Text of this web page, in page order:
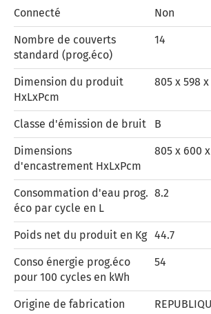
Connecté Non
Nombre de couverts
standard (prog.éco)
14
Dimension du produit
HxLxPcm
805 x 598
Classe d'émission de bruit B
Dimensions
d'encastrement HxLxPcm
805 x 600
Consommation d'eau prog.
éco par cycle en L
8.2
Poids net du produit en Kg 44.7
Conso énergie prog.éco
pour 100 cycles en kWh
54
Origine de fabrication